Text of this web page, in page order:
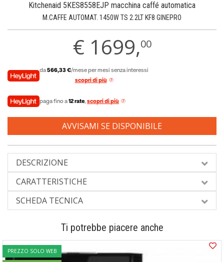
Kitchenaid 5KES8558EJP macchina caffé automatica
M.CAFFE AUTOMAT. 1450W TS 2.2LT KF8 GINEPRO
€ 1699,00
da566,33 €/mese per mesi senza interessi
scopri di più
paga fino a12 rate, scopri di più
AVVISAMI SE DISPONIBILE
DESCRIZIONE
CARATTERISTICHE
SCHEDA TECNICA
Ti potrebbe piacere anche
PREZZO SOLO WEB